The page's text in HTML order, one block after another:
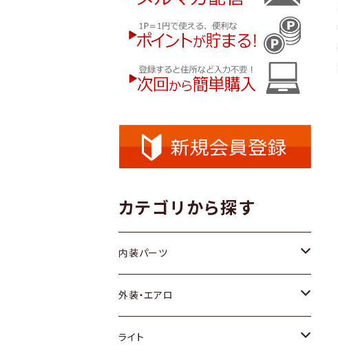
カテゴリから探す
内装パーツ
トヨタ
ホンダ
外装・エアロ
トヨタ
ライト